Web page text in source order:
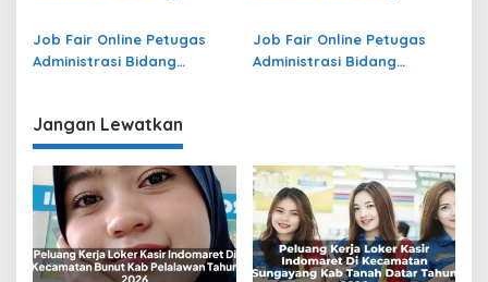
Terbaru
Terbaru
Job Fair Online Petugas
Administrasi Bidang
Job Fair Online Petugas
Administrasi Bidang
Jangan Lewatkan